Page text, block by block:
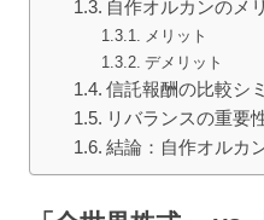
自作オルカンのメ
メリット
デメリット
信託報酬の比較シ
リバランスの重要
結論：自作オルカ